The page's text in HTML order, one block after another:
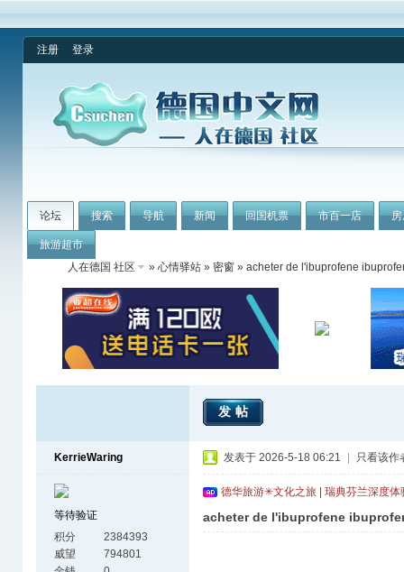
注册 登录
论坛 搜索 导航 新闻 回国机票 市百一店
旅游超市
人在德国 社区
» 心情驿站 » 密窗 » acheter de l'ibuprofene
发帖
KerrieWaring
等待验证
积分
2384393
威望
794801
发表于 2026-5-18 06:21 只看该作
德华旅游✳文化之旅 | 瑞典芬兰深度
acheter de l'ibuprofene